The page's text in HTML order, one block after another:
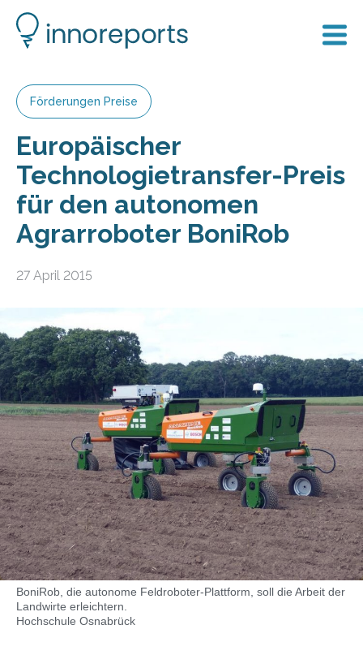
Förderungen Preise
Europäischer
Technologietransfer-Preis
für den autonomen
Agrarroboter BoniRob
27 April 2015
BoniRob, die autonome Feldroboter-Plattform, soll die Arbeit der
Landwirte erleichtern.
Hochschule Osnabrück